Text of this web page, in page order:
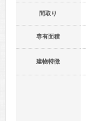
間取り
専有面積
建物特徴